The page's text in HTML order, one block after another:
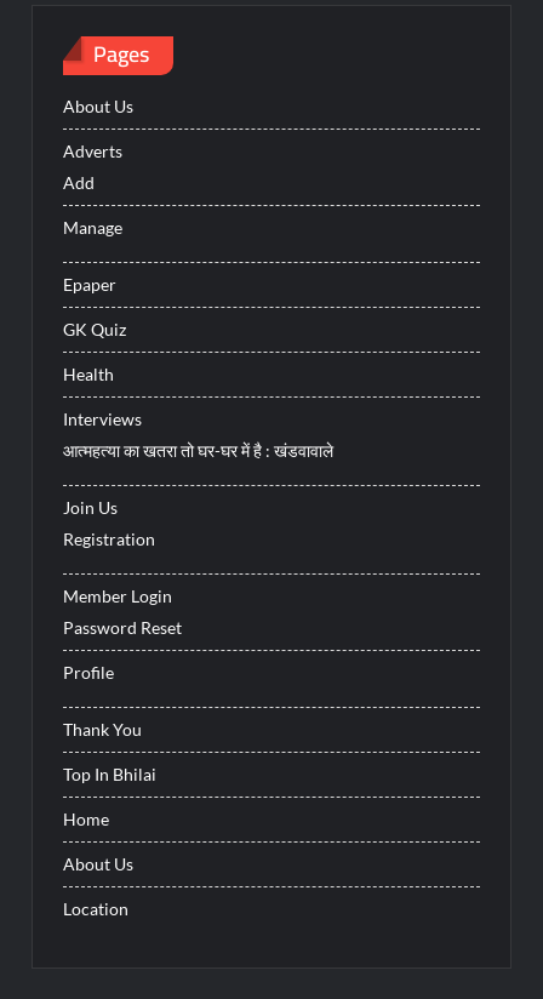
Pages
About Us
Adverts
Add
Manage
Epaper
GK Quiz
Health
Interviews
आत्महत्या का खतरा तो घर-घर में है : खंडवावाले
Join Us
Registration
Member Login
Password Reset
Profile
Thank You
Top In Bhilai
Home
About Us
Location